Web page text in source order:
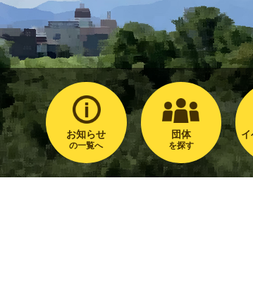
お知らせ
の一覧へ
団体
を探す